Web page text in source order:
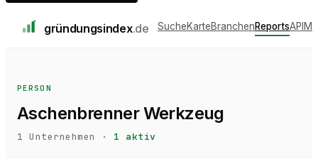
gründungsindex.de SucheKarteBranchenReportsAPI
PERSON
Aschenbrenner Werkzeug
1 Unternehmen · 1 aktiv